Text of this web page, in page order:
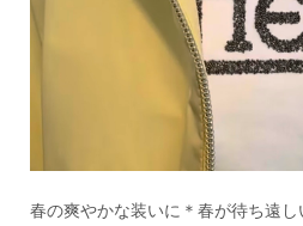
春の爽やかな装いに＊春が待ち遠